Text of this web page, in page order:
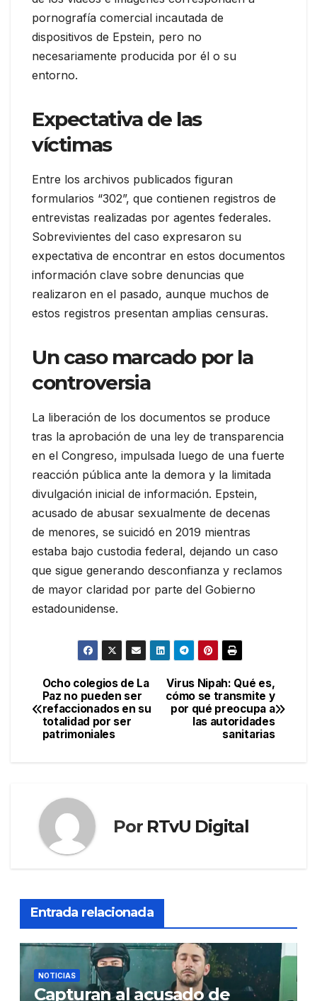
pornografía comercial incautada de
dispositivos de Epstein, pero no
necesariamente producida por él o su
entorno.
Expectativa de las
víctimas
Entre los archivos publicados figuran
formularios “302”, que contienen registros de
entrevistas realizadas por agentes federales.
Sobrevivientes del caso expresaron su
expectativa de encontrar en estos documentos
información clave sobre denuncias que
realizaron en el pasado, aunque muchos de
estos registros presentan amplias censuras.
Un caso marcado por la
controversia
La liberación de los documentos se produce
tras la aprobación de una ley de transparencia
en el Congreso, impulsada luego de una fuerte
reacción pública ante la demora y la limitada
divulgación inicial de información. Epstein,
acusado de abusar sexualmente de decenas
de menores, se suicidó en 2019 mientras
estaba bajo custodia federal, dejando un caso
que sigue generando desconfianza y reclamos
de mayor claridad por parte del Gobierno
estadounidense.
Navegación
de
entradas
Virus Nipah: Qué es,
cómo se transmite y
por qué preocupa a
las autoridades
sanitarias
Ocho colegios de La
Paz no pueden ser
refaccionados en su
totalidad por ser
patrimoniales
Por RTvU Digital
Entrada relacionada
NOTICIAS
Capturan al acusado de